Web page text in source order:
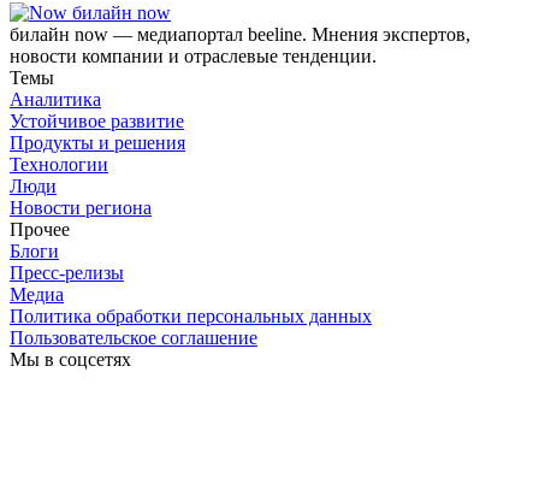
билайн now
билайн now — медиапортал beeline. Мнения экспертов,
новости компании и отраслевые тенденции.
Темы
Аналитика
Устойчивое развитие
Продукты и решения
Технологии
Люди
Новости региона
Прочее
Блоги
Пресс-релизы
Медиа
Политика обработки персональных данных
Пользовательское соглашение
Мы в соцсетях